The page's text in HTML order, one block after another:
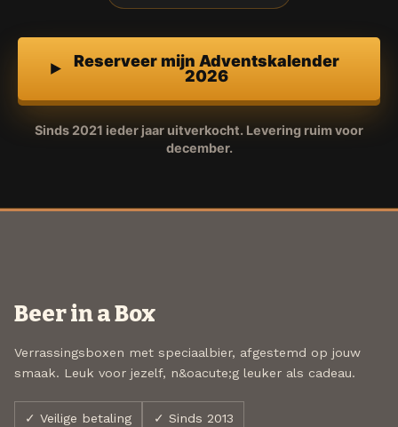
Reserveer mijn Adventskalender
2026
Sinds 2021 ieder jaar uitverkocht. Levering ruim voor
december.
Beer in a Box
Verrassingsboxen met speciaalbier, afgestemd op jouw
smaak. Leuk voor jezelf, n&oacute;g leuker als cadeau.
✓ Veilige betaling ✓ Sinds 2013